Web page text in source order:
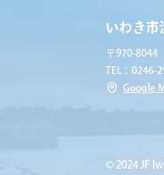
いわき市
〒970-8044
TEL：0246-
Google
© 2024 JF